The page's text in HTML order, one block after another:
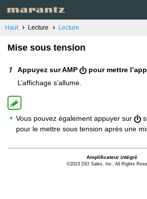
Haut Lecture Lecture
Mise sous tension
Appuyez sur AMP
pour mettre
L’affichage s’allume.
Vous pouvez également appuyer sur
pour le mettre sous tension après une
Amplificateur intégré
©2023 DEI Sales, Inc. All Rights